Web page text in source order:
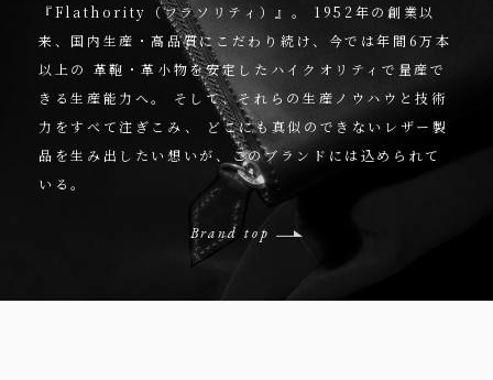
『Flathority（フラソリティ）』。
1952年の創業以
来、国内生産・高品質にこだわり続け、今では年間6万本
以上の 革鞄・革小物を安定したハイクオリティで量産で
きる生産能力へ。
そして、それらの生産ノウハウと技術
力をすべて注ぎこみ、
どこにも真似のできないレザー製
品を生み出したい想いが、このブランドには込められて
いる。
Brand top